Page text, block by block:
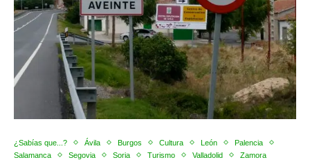
¿Sabías que...? Ávila Burgos Cultura León
Palencia
Salamanca
Segovia Soria Turismo Valladolid Zamora